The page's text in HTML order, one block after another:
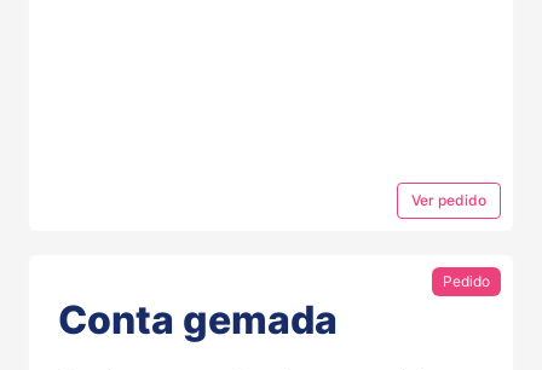
Ver pedido
Pedido
Conta gemada